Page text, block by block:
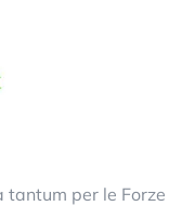
per le Forze